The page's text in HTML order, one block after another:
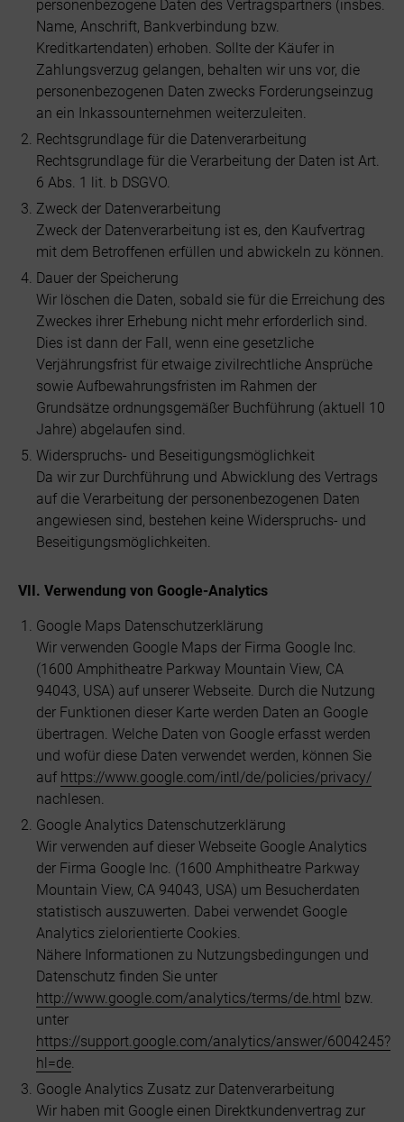
personenbezogene Daten des Vertragspartners (insbes.
Name, Anschrift, Bankverbindung bzw.
Kreditkartendaten) erhoben. Sollte der Käufer in
Zahlungsverzug gelangen, behalten wir uns vor, die
personenbezogenen Daten zwecks Forderungseinzug
an ein Inkassounternehmen weiterzuleiten.
Rechtsgrundlage für die Datenverarbeitung
Rechtsgrundlage für die Verarbeitung der Daten ist Art.
6 Abs. 1 lit. b DSGVO.
Zweck der Datenverarbeitung
Zweck der Datenverarbeitung ist es, den Kaufvertrag
mit dem Betroffenen erfüllen und abwickeln zu können.
Dauer der Speicherung
Wir löschen die Daten, sobald sie für die Erreichung des
Zweckes ihrer Erhebung nicht mehr erforderlich sind.
Dies ist dann der Fall, wenn eine gesetzliche
Verjährungsfrist für etwaige zivilrechtliche Ansprüche
sowie Aufbewahrungsfristen im Rahmen der
Grundsätze ordnungsgemäßer Buchführung (aktuell 10
Jahre) abgelaufen sind.
Widerspruchs- und Beseitigungsmöglichkeit
Da wir zur Durchführung und Abwicklung des Vertrags
auf die Verarbeitung der personenbezogenen Daten
angewiesen sind, bestehen keine Widerspruchs- und
Beseitigungsmöglichkeiten.
VII. Verwendung von Google-Analytics
Google Maps Datenschutzerklärung
Wir verwenden Google Maps der Firma Google Inc.
(1600 Amphitheatre Parkway Mountain View, CA
94043, USA) auf unserer Webseite. Durch die Nutzung
der Funktionen dieser Karte werden Daten an Google
übertragen. Welche Daten von Google erfasst werden
und wofür diese Daten verwendet werden, können Sie
auf https://www.google.com/intl/de/policies/privacy/
nachlesen.
Google Analytics Datenschutzerklärung
Wir verwenden auf dieser Webseite Google Analytics
der Firma Google Inc. (1600 Amphitheatre Parkway
Mountain View, CA 94043, USA) um Besucherdaten
statistisch auszuwerten. Dabei verwendet Google
Analytics zielorientierte Cookies.
Nähere Informationen zu Nutzungsbedingungen und
Datenschutz finden Sie unter
http://www.google.com/analytics/terms/de.html bzw.
unter
https://support.google.com/analytics/answer/6004245?
hl=de
Google Analytics Zusatz zur Datenverarbeitung
Wir haben mit Google einen Direktkundenvertrag zur